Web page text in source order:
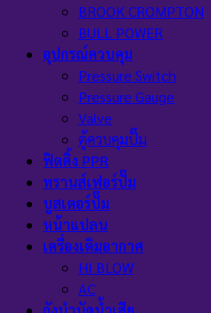
BROOK CROMPTON
BULL POWER
อุปกรณ์ควบคุม
Pressure Switch
Pressure Gauge
Valve
ตู้ควบคุมปั๊ม
ฟิตติ้ง PPR
ทรานส์เฟอร์ปั๊ม
บูสเตอร์ปั๊ม
หน้าแปลน
เครื่องเติมอากาศ
HI BLOW
AC